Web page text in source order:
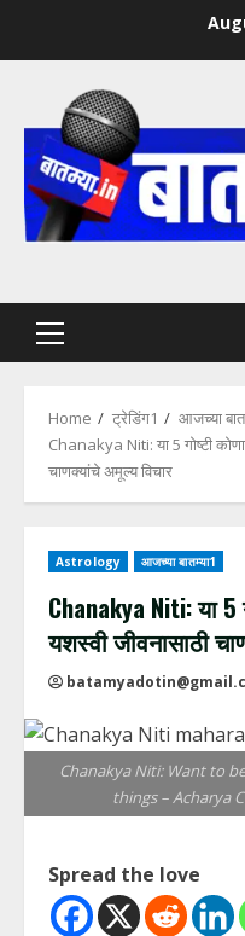
Primary
Home ट्रेडिंग1
आजच्या
Chanakya Niti: या 5 गोष्टी
चाणक्यांचे अमूल्य विचार
Astrology आजच्या बातम्या1
Chanakya Niti: या 5
यशस्वी जीवनासाठी
Chanakya Niti: Want to
things – Acharya
Spread the love